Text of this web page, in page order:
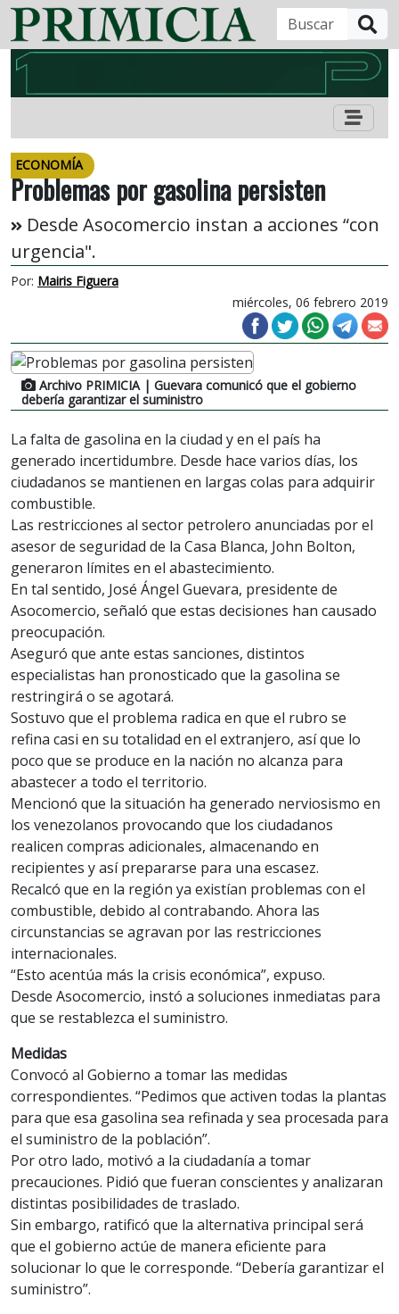
ECONOMÍA
Problemas por gasolina persisten
Desde Asocomercio instan a acciones “con
urgencia".
Por: Mairis Figuera
miércoles, 06 febrero 2019
Archivo PRIMICIA| Guevara comunicó que el gobierno
debería garantizar el suministro
La falta de gasolina en la ciudad y en el país ha
generado incertidumbre. Desde hace varios días, los
ciudadanos se mantienen en largas colas para adquirir
combustible.
Las restricciones al sector petrolero anunciadas por el
asesor de seguridad de la Casa Blanca, John Bolton,
generaron límites en el abastecimiento.
En tal sentido, José Ángel Guevara, presidente de
Asocomercio, señaló que estas decisiones han causado
preocupación.
Aseguró que ante estas sanciones, distintos
especialistas han pronosticado que la gasolina se
restringirá o se agotará.
Sostuvo que el problema radica en que el rubro se
refina casi en su totalidad en el extranjero, así que lo
poco que se produce en la nación no alcanza para
abastecer a todo el territorio.
Mencionó que la situación ha generado nerviosismo en
los venezolanos provocando que los ciudadanos
realicen compras adicionales, almacenando en
recipientes y así prepararse para una escasez.
Recalcó que en la región ya existían problemas con el
combustible, debido al contrabando. Ahora las
circunstancias se agravan por las restricciones
internacionales.
“Esto acentúa más la crisis económica”, expuso.
Desde Asocomercio, instó a soluciones inmediatas para
que se restablezca el suministro.
Medidas
Convocó al Gobierno a tomar las medidas
correspondientes. “Pedimos que activen todas la plantas
para que esa gasolina sea refinada y sea procesada para
el suministro de la población”.
Por otro lado, motivó a la ciudadanía a tomar
precauciones. Pidió que fueran conscientes y analizaran
distintas posibilidades de traslado.
Sin embargo, ratificó que la alternativa principal será
que el gobierno actúe de manera eficiente para
solucionar lo que le corresponde. “Debería garantizar el
suministro”.